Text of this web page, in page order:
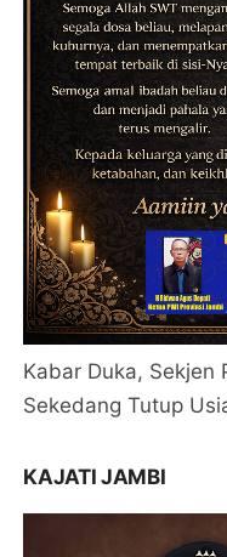
Kabar Duka, Sekjen
Sekedang Tutup
KAJATI JAMBI